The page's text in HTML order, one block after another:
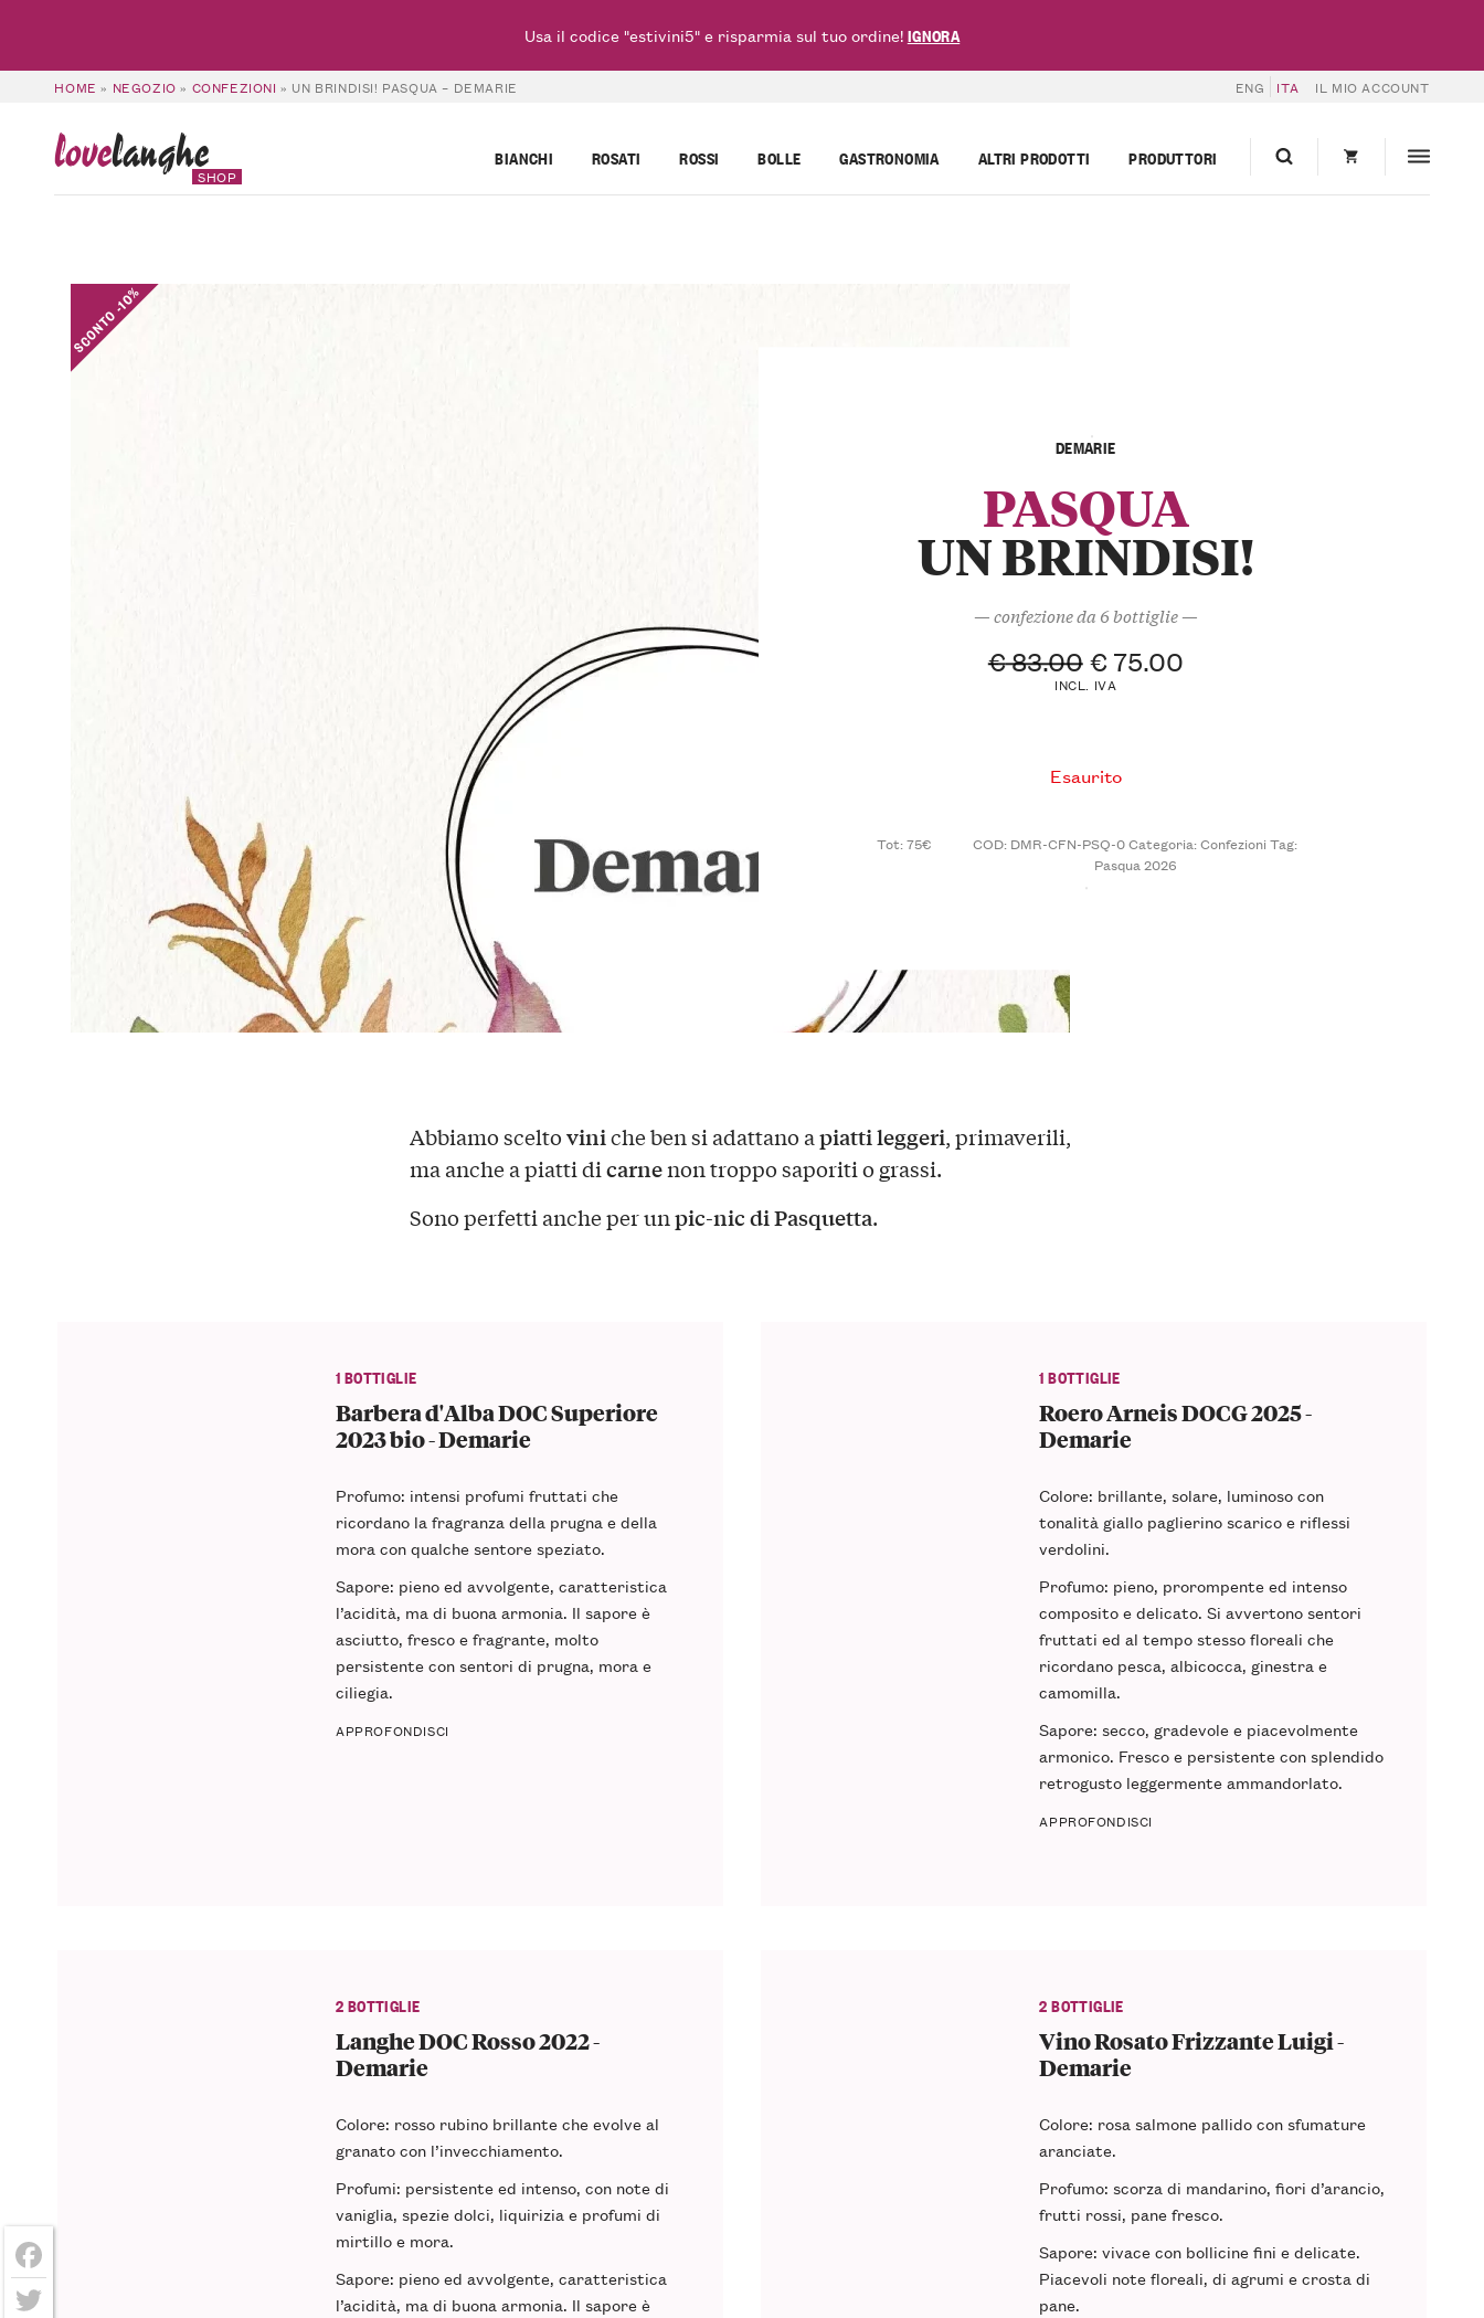
HOME » NEGOZIO » CONFEZIONI » UN BRINDISI! PASQUA – DEMARIE ENG ITA IL MIO ACCOUNT
lovelanghe
SHOP
BIANCHI ROSATI ROSSI BOLLE GASTRONOMIA ALTRI PRODOTTI PRODUTTORI
SCONTO -10%
DEMARIE
PASQUA
UN BRINDISI!
— confezione da 6 bottiglie —
€83.00 €75.00
INCL. IVA
Esaurito
Tot: 75€ COD: DMR-CFN-PSQ-0Categoria:ConfezioniTag:
Pasqua 2026
Abbiamo sceltoviniche ben si adattano apiatti leggeri, primaverili,
ma anche a piatti dicarnenon troppo saporiti o grassi.
Sono perfetti anche per unpic-nic di Pasquetta.
1 BOTTIGLIE
Barbera d'Alba DOC Superiore
2023 bio - Demarie
Profumo: intensi profumi fruttati che
ricordano la fragranza della prugna e della
mora con qualche sentore speziato.
Sapore: pieno ed avvolgente, caratteristica
l’acidità, ma di buona armonia. Il sapore è
asciutto, fresco e fragrante, molto
persistente con sentori di prugna, mora e
ciliegia.
APPROFONDISCI
1 BOTTIGLIE
Roero Arneis DOCG 2025 -
Demarie
Colore: brillante, solare, luminoso con
tonalità giallo paglierino scarico e riflessi
verdolini.
Profumo: pieno, prorompente ed intenso
composito e delicato. Si avvertono sentori
fruttati ed al tempo stesso floreali che
ricordano pesca, albicocca, ginestra e
camomilla.
Sapore: secco, gradevole e piacevolmente
armonico. Fresco e persistente con splendido
retrogusto leggermente ammandorlato.
APPROFONDISCI
2 BOTTIGLIE
Langhe DOC Rosso 2022 -
Demarie
Colore: rosso rubino brillante che evolve al
granato con l’invecchiamento.
Profumi: persistente ed intenso, con note di
vaniglia, spezie dolci, liquirizia e profumi di
mirtillo e mora.
Sapore: pieno ed avvolgente, caratteristica
l’acidità, ma di buona armonia. Il sapore è
2 BOTTIGLIE
Vino Rosato Frizzante Luigi -
Demarie
Colore: rosa salmone pallido con sfumature
aranciate.
Profumo: scorza di mandarino, fiori d’arancio,
frutti rossi, pane fresco.
Sapore: vivace con bollicine fini e delicate.
Piacevoli note floreali, di agrumi e crosta di
pane.
Facebook
Usa il codice "estivini5" e risparmia sul tuo ordine!IGNORA